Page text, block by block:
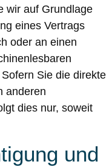
wir auf Grundlage
eines Vertrags
oder an einen
Sie die direkte
anderen
dies nur, soweit
und